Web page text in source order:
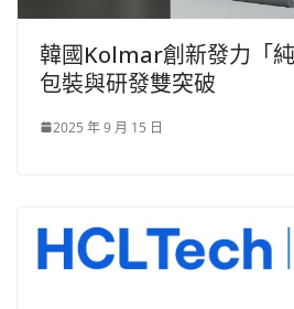
韓國Kolmar創新發力「
包裝與研發雙突破
2025 年 9 月 15 日